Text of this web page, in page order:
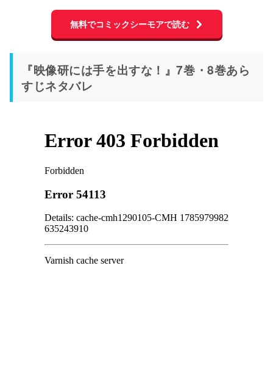
無料でコミックシーモアで読む
『映像研には手を出すな！』7巻・8巻あら
すじネタバレ